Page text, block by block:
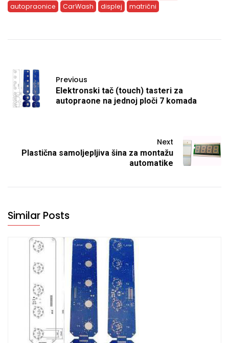
autopraonice
CarWash displej matrični
Previous
Elektronski tač (touch) tasteri za
autopraone na jednoj ploči 7 komada
Next
Plastična samoljepljiva šina za montažu
automatike
Similar Posts